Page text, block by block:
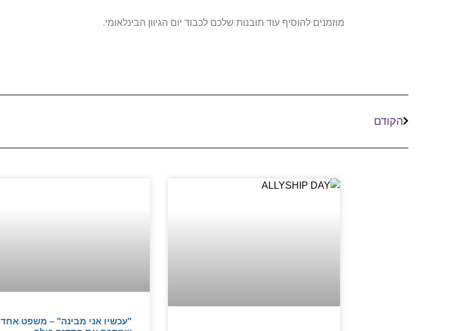
מוזמנים להוסיף עוד תובנות שלכם לכבוד יום הגיוון הבינלאומי.
הקודם
"עכשיו אני מבינה" – משפט אחד